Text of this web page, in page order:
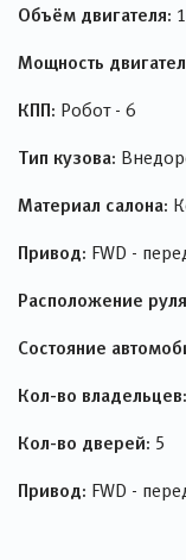
Объём двигателя:
Мощность
КПП: Робот - 6
Тип кузова:
Материал салона:
Привод: FWD -
Расположение
Состояние
Кол-во владельцев:
Кол-во дверей: 5
Привод: FWD -